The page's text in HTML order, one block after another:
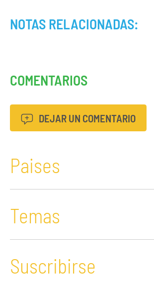
NOTAS RELACIONADAS:
COMENTARIOS
DEJAR UN COMENTARIO
Paises
Temas
Suscribirse